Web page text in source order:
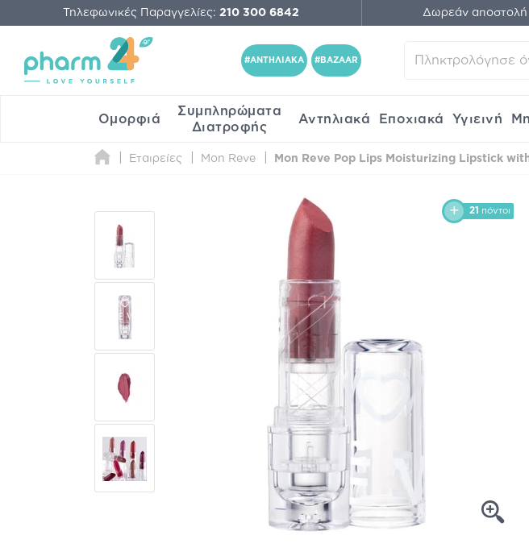
Τηλεφωνικές Παραγγελίες: 210 300 6842 Δωρεάν αποστολή
#ΑΝΤΗΛΙΑΚΑ #BAZAAR
Ομορφιά
Συμπληρώματα
Διατροφής
Αντηλιακά Εποχιακά Υγιεινή
Εταιρείες Mon Reve Mon Reve Pop Lips Moisturizing Lipstick
21 πόντοι